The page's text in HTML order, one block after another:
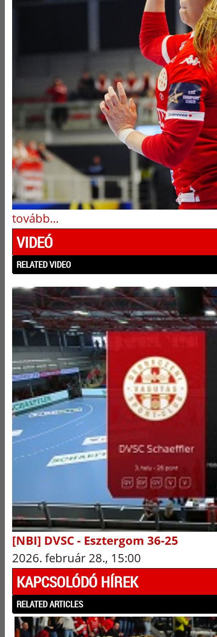
tovább...
VIDEÓ
RELATED VIDEO
[NBI] DVSC - Esztergom 36-25
2026. február 28., 15:00
KAPCSOLÓDÓ HÍREK
RELATED ARTICLES